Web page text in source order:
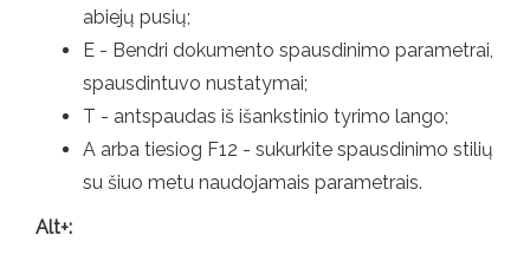
abiejų pusių;
E - Bendri dokumento spausdinimo parametrai,
spausdintuvo nustatymai;
T - antspaudas iš išankstinio tyrimo lango;
A arba tiesiog F12 - sukurkite spausdinimo stilių
su šiuo metu naudojamais parametrais.
Alt+: